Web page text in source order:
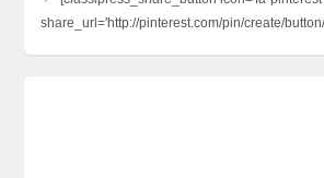
share_url='http://pinterest.com/pin/create/